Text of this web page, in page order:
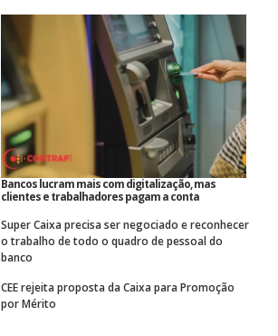
Bancos lucram mais com digitalização, mas
clientes e trabalhadores pagam a conta
Super Caixa precisa ser negociado e reconhecer
o trabalho de todo o quadro de pessoal do
banco
CEE rejeita proposta da Caixa para Promoção
por Mérito